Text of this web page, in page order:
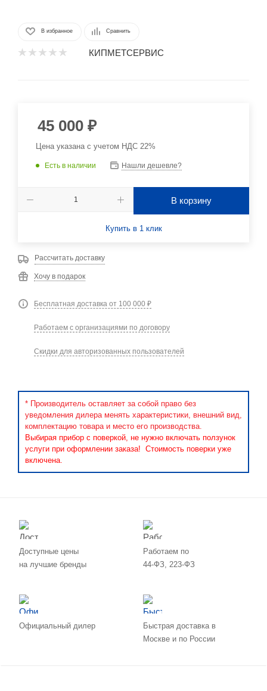
В избранное Сравнить
КИПМЕТСЕРВИС
45 000 ₽
Цена указана с учетом НДС 22%
Есть в наличии Нашли дешевле?
В корзину
Купить в 1 клик
Рассчитать доставку
Хочу в подарок
Бесплатная доставка от 100 000 ₽
Работаем с организациями по договору
Скидки для авторизованных пользователей
* Производитель оставляет за собой право без
уведомления дилера менять характеристики, внешний вид,
комплектацию товара и место его производства.
Выбирая прибор с поверкой, не нужно включать ползунок
услуги при оформлении заказа! Стоимость поверки уже
включена.
Доступные цены
на лучшие бренды
Работаем по
44-ФЗ, 223-ФЗ
Официальный дилер
Быстрая доставка в
Москве и по России